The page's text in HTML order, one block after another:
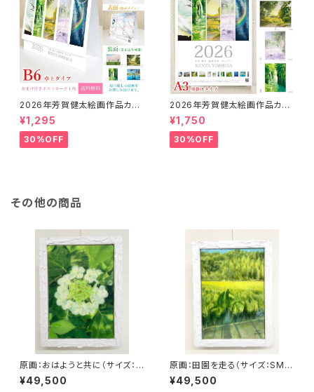
2026年芳賀健太絵画作品カレ
ンダー（卓上タイプB6）※おまけ
のポストカード付き
¥1,295
30%OFF
2026年芳賀健太絵画作品カレ
ンダー（壁掛けA3）※おまけの
ポストカード付き
¥1,750
30%OFF
その他の商品
原画：おはようと共に（サイズ：S
M号・額縁外寸：よこ25.8cm×
たて32.7㎝×奥行4.5㎝）
¥49,500
原画：田園を走る（サイズ：SM
号・額縁外寸：よこ25.8cm×た
て32.7㎝×奥行4.5㎝）
¥49,500